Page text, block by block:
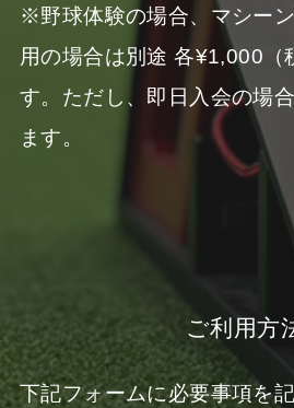
※野球体験の場合、マシー
用の場合は別途 各¥1,000（
す。ただし、即日入会の場
ます。
ご利用方
下記フォームに必要事項を